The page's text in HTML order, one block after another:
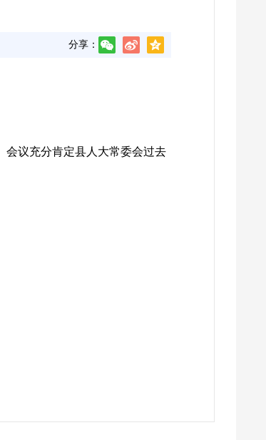
分享：
会议充分肯定县人大常委会过去